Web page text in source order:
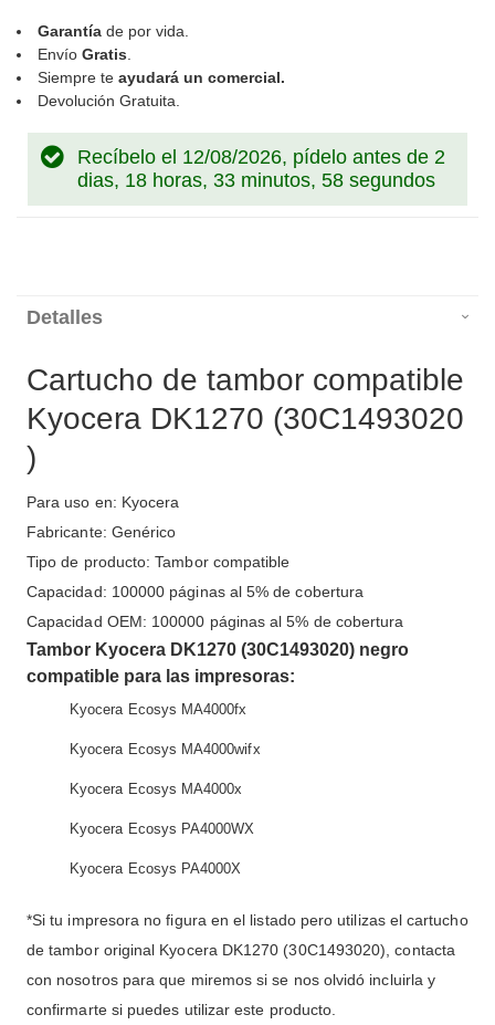
Garantía de por vida.
Envío Gratis.
Siempre te ayudará un comercial.
Devolución Gratuita.
Recíbelo el 12/08/2026, pídelo antes de 2
dias, 18 horas, 33 minutos, 58 segundos
Detalles
Cartucho de tambor compatible
Kyocera DK1270 (30C1493020
)
Para uso en: Kyocera
Fabricante: Genérico
Tipo de producto: Tambor compatible
Capacidad: 100000 páginas al 5% de cobertura
Capacidad OEM: 100000 páginas al 5% de cobertura
Tambor Kyocera DK1270 (30C1493020) negro
compatible para las impresoras:
Kyocera Ecosys MA4000fx
Kyocera Ecosys MA4000wifx
Kyocera Ecosys MA4000x
Kyocera Ecosys PA4000WX
Kyocera Ecosys PA4000X
*Si tu impresora no figura en el listado pero utilizas el cartucho
de tambor original Kyocera DK1270 (30C1493020), contacta
con nosotros para que miremos si se nos olvidó incluirla y
confirmarte si puedes utilizar este producto.